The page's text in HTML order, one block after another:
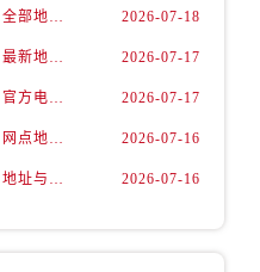
山西省太原市迎泽区迎泽街道解放路15号亨得利名表维修授权店3楼售后服务中心（需提前预约）
安徽省滁州市琅琊区南谯北路售后服务中心（需提前预约）
欧米茄中国官方售后服务中心｜全部地址与售后电话权威信息声明（2026年7月最新） 2026-07-18
欧米茄中国官方售后服务中心｜最新地址及官方服务热线权威信息公告（2026年7月最新） 2026-07-17
欧米茄中国官方售后服务中心｜官方电话和维修地址权威信息公告（2026年7月最新） 2026-07-17
欧米茄中国官方售后服务中心｜网点地址和官方热线权威信息通知（2026年7月最新） 2026-07-16
欧米茄中国官方售后服务中心｜地址与24小时服务电话权威信息公告（2026年7月最新） 2026-07-16